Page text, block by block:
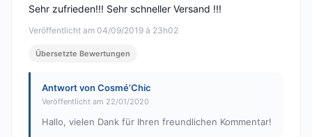
Veröffentlicht am 04/09/2019 à 23h02
Sehr zufrieden!!! Sehr schneller Versand !!!
Übersetzte Bewertungen
Antwort von Cosmé’Chic
Veröffentlicht am 22/01/2020
Hallo, vielen Dank für Ihren freundlichen Kommentar!